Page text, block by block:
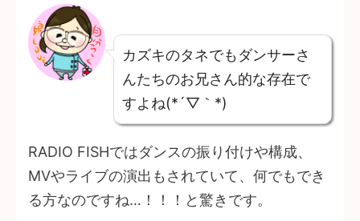
カズキのタネでもダンサーさ
んたちのお兄さん的な存在で
すよね(*´▽｀*)
RADIO FISHではダンスの振り付けや構成、
MVやライブの演出もされていて、何でもでき
る方なのですね…！！！と驚きです。